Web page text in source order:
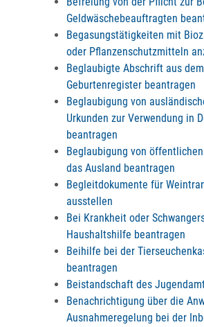
Geldwäschebeauftragten
Begasungstätigkeiten mit
oder Pflanzenschutzmitteln
Beglaubigte Abschrift aus dem
Geburtenregister beantragen
Beglaubigung von
Urkunden zur Verwendung in
beantragen
Beglaubigung von
das Ausland beantragen
Begleitdokumente für
ausstellen
Bei Krankheit oder
Haushaltshilfe beantragen
Beihilfe bei der
beantragen
Beistandschaft des
Benachrichtigung über die
Ausnahmeregelung bei der